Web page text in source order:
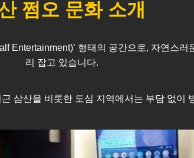
쩜오 문화 소개
Entertainment)’ 형태의 공간으로, 자연스
리 잡고 있습니다.
삼산을 비롯한 도심 지역에서는 부담 없이